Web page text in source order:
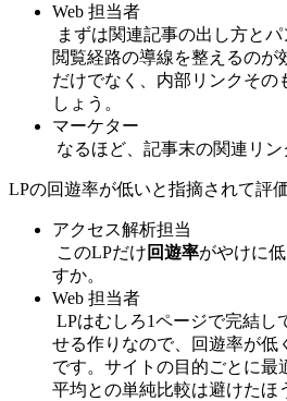
Web 担当者
まずは関連記事の出し方と
閲覧経路の導線を整えるのが
だけでなく、内部リンクその
しょう。
マーケター
なるほど、記事末の関連リン
LPの回遊率が低いと指摘されて評
アクセス解析担当
このLPだけ 回遊率がやけに
すか。
Web 担当者
LPはむしろ1ページで完結し
せる作りなので、回遊率が低
です。サイトの目的ごとに最
平均との単純比較は避けたほ